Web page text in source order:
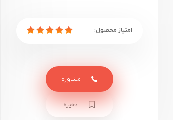
ذخیره
مشاوره